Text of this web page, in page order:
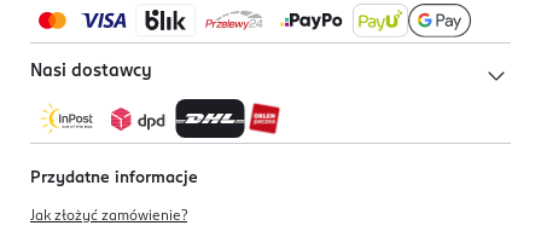
Nasi dostawcy
Przydatne informacje
Jak złożyć zamówienie?